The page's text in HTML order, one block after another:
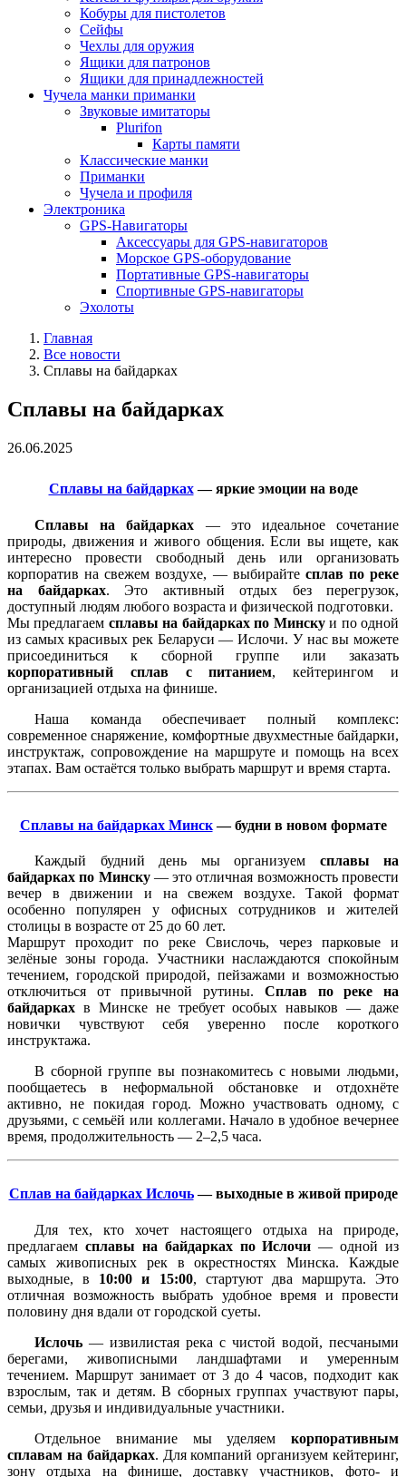
Кобуры для пистолетов
Сейфы
Чехлы для оружия
Ящики для патронов
Ящики для принадлежностей
Чучела манки приманки
Звуковые имитаторы
Plurifon
Карты памяти
Классические манки
Приманки
Чучела и профиля
Электроника
GPS-Навигаторы
Аксессуары для GPS-навигаторов
Морское GPS-оборудование
Портативные GPS-навигаторы
Спортивные GPS-навигаторы
Эхолоты
Главная
Все новости
Сплавы на байдарках
Сплавы на байдарках
26.06.2025
Сплавы на байдарках— яркие эмоции на воде
Сплавы на байдарках — это идеальное сочетание
природы, движения и живого общения. Если вы ищете, как
интересно провести свободный день или организовать
корпоратив на свежем воздухе, — выбирайте сплав по реке
на байдарках. Это активный отдых без перегрузок,
доступный людям любого возраста и физической подготовки.
Мы предлагаем сплавы на байдарках по Минскуи по одной
из самых красивых рек Беларуси — Ислочи. У нас вы можете
присоединиться к сборной группе или заказать
корпоративный сплав с питанием, кейтерингом и
организацией отдыха на финише.
Наша команда обеспечивает полный комплекс:
современное снаряжение, комфортные двухместные байдарки,
инструктаж, сопровождение на маршруте и помощь на всех
этапах. Вам остаётся только выбрать маршрут и время старта.
Сплавы на байдарках Минск— будни в новом формате
Каждый будний день мы организуем сплавы на
байдарках по Минску— это отличная возможность провести
вечер в движении и на свежем воздухе. Такой формат
особенно популярен у офисных сотрудников и жителей
столицы в возрасте от 25 до 60 лет.
Маршрут проходит по реке Свислочь, через парковые и
зелёные зоны города. Участники наслаждаются спокойным
течением, городской природой, пейзажами и возможностью
отключиться от привычной рутины. Сплав по реке на
байдарках в Минске не требует особых навыков — даже
новички чувствуют себя уверенно после короткого
инструктажа.
В сборной группе вы познакомитесь с новыми людьми,
пообщаетесь в неформальной обстановке и отдохнёте
активно, не покидая город. Можно участвовать одному, с
друзьями, с семьёй или коллегами. Начало в удобное вечернее
время, продолжительность — 2–2,5 часа.
Сплав на байдарках Ислочь— выходные в живой природе
Для тех, кто хочет настоящего отдыха на природе,
предлагаем сплавы на байдарках по Ислочи — одной из
самых живописных рек в окрестностях Минска. Каждые
выходные, в 10:00 и 15:00, стартуют два маршрута. Это
отличная возможность выбрать удобное время и провести
половину дня вдали от городской суеты.
Ислочь — извилистая река с чистой водой, песчаными
берегами, живописными ландшафтами и умеренным
течением. Маршрут занимает от 3 до 4 часов, подходит как
взрослым, так и детям. В сборных группах участвуют пары,
семьи, друзья и индивидуальные участники.
Отдельное внимание мы уделяем корпоративным
сплавам на байдарках. Для компаний организуем кейтеринг,
зону отдыха на финише, доставку участников, фото- и